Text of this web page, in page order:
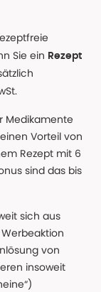
Sie ein Rezept
Medikamente
Vorteil von
Rezept mit 6
sind das bis
sich aus
von
insoweit